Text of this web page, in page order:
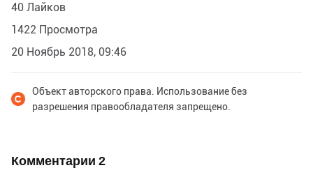
40 Лайков
1422 Просмотра
20 Ноябрь 2018, 09:46
Объект авторского права. Использование без
разрешения правообладателя запрещено.
Комментарии 2